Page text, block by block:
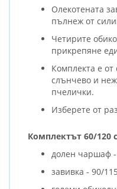
Олекотената
пълнеж от
Четирите
прикрепяне
Комплекта е от
слънчево и
пчелички.
Изберете от
Комплектът 60/120
долен чаршаф
завивка - 90/